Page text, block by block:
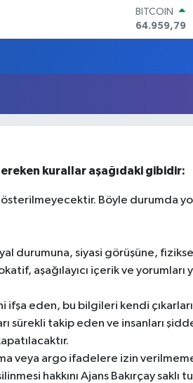
BITCOIN
64.959,79
DOLAR
13.779
%-14
kurallar aşağıdaki gibidir:
Böyle durumda
durumuna, siyasi görüşüne,
aşağılayıcı içerik ve yorumları
ifşa eden, bu bilgileri kendi
sürekli takip eden ve insanları
veya argo ifadelere izin
hakkını Ajans Bakırçay saklı